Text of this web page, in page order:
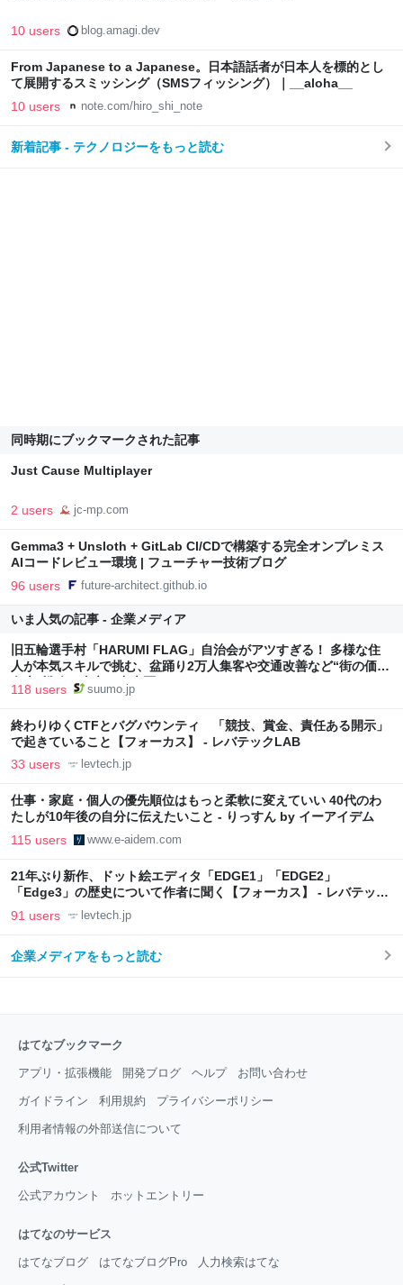
10 users blog.amagi.dev
From Japanese to a Japanese。日本語話者が日本人を標的とし
て展開するスミッシング（SMSフィッシング）｜__aloha__
10 users note.com/hiro_shi_note
新着記事 - テクノロジーをもっと読む
同時期にブックマークされた記事
Just Cause Multiplayer
2 users jc-mp.com
Gemma3 + Unsloth + GitLab CI/CDで構築する完全オンプレミス
AIコードレビュー環境 | フューチャー技術ブログ
96 users future-architect.github.io
いま人気の記事 - 企業メディア
旧五輪選手村「HARUMI FLAG」自治会がアツすぎる！ 多様な住
人が本気スキルで挑む、盆踊り2万人集客や交通改善など“街の価値
向上”戦略 東京・中央区
118 users suumo.jp
終わりゆくCTFとバグバウンティ 「競技、賞金、責任ある開示」
で起きていること【フォーカス】 - レバテックLAB
33 users levtech.jp
仕事・家庭・個人の優先順位はもっと柔軟に変えていい 40代のわ
たしが10年後の自分に伝えたいこと - りっすん by イーアイデム
115 users www.e-aidem.com
21年ぶり新作、ドット絵エディタ「EDGE1」「EDGE2」
「Edge3」の歴史について作者に聞く【フォーカス】 - レバテック
LAB
91 users levtech.jp
企業メディアをもっと読む
はてなブックマーク
アプリ・拡張機能 開発ブログ ヘルプ お問い合わせ
ガイドライン 利用規約 プライバシーポリシー
利用者情報の外部送信について
公式Twitter
公式アカウント ホットエントリー
はてなのサービス
はてなブログ はてなブログPro 人力検索はてな